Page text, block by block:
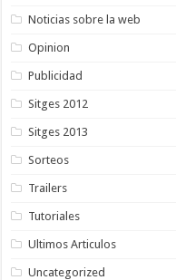
Noticias sobre la web
Opinion
Publicidad
Sitges 2012
Sitges 2013
Sorteos
Trailers
Tutoriales
Ultimos Articulos
Uncategorized